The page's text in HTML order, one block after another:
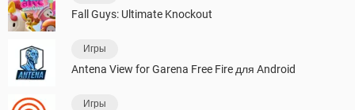
Fall Guys: Ultimate Knockout
Игры
Antena View for Garena Free Fire для Android
Игры